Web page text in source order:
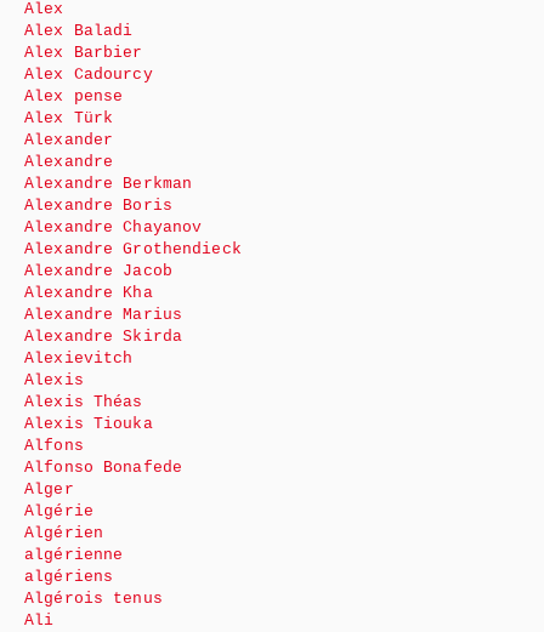
Alex
Alex Baladi
Alex Barbier
Alex Cadourcy
Alex pense
Alex Türk
Alexander
Alexandre
Alexandre Berkman
Alexandre Boris
Alexandre Chayanov
Alexandre Grothendieck
Alexandre Jacob
Alexandre Kha
Alexandre Marius
Alexandre Skirda
Alexievitch
Alexis
Alexis Théas
Alexis Tiouka
Alfons
Alfonso Bonafede
Alger
Algérie
Algérien
algérienne
algériens
Algérois tenus
Ali